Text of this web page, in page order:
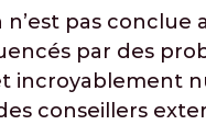
n’est pas
par des
incroyablement
conseillers